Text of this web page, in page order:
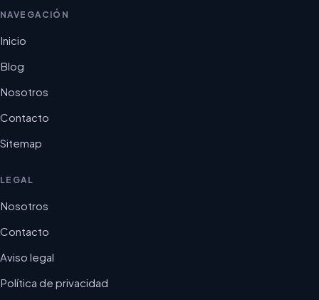
NAVEGACIÓN
Inicio
Blog
Nosotros
Contacto
Sitemap
LEGAL
Nosotros
Contacto
Aviso legal
Política de privacidad